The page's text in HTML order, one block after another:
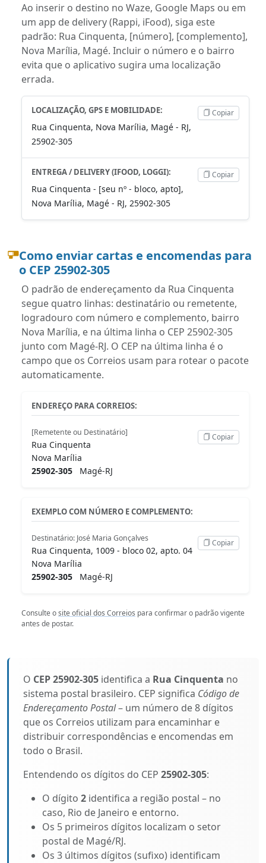
Ao inserir o destino no Waze, Google Maps ou em
um app de delivery (Rappi, iFood), siga este
padrão: Rua Cinquenta, [número], [complemento],
Nova Marília, Magé. Incluir o número e o bairro
evita que o aplicativo sugira uma localização
errada.
LOCALIZAÇÃO, GPS E MOBILIDADE:
Rua Cinquenta, Nova Marília, Magé - RJ,
25902-305
Copiar
ENTREGA / DELIVERY (IFOOD, LOGGI):
Rua Cinquenta - [seu nº - bloco, apto],
Nova Marília, Magé - RJ, 25902-305
Copiar
Como enviar cartas e encomendas para
o CEP 25902-305
O padrão de endereçamento da Rua Cinquenta
segue quatro linhas: destinatário ou remetente,
logradouro com número e complemento, bairro
Nova Marília, e na última linha o CEP 25902-305
junto com Magé-RJ. O CEP na última linha é o
campo que os Correios usam para rotear o pacote
automaticamente.
ENDEREÇO PARA CORREIOS:
[Remetente ou Destinatário]
Rua Cinquenta
Nova Marília
25902-305 Magé-RJ
Copiar
EXEMPLO COM NÚMERO E COMPLEMENTO:
Destinatário: José Maria Gonçalves
Rua Cinquenta, 1009 - bloco 02, apto. 04
Nova Marília
25902-305 Magé-RJ
Copiar
Consulte osite oficial dos Correios para confirmar o padrão vigente
antes de postar.
O CEP 25902-305 identifica a Rua Cinquenta no
sistema postal brasileiro. CEP significa Código de
Endereçamento Postal– um número de 8 dígitos
que os Correios utilizam para encaminhar e
distribuir correspondências e encomendas em
todo o Brasil.
Entendendo os dígitos do CEP 25902-305:
O dígito 2 identifica a região postal – no
caso, Rio de Janeiro e entorno.
Os 5 primeiros dígitos localizam o setor
postal de Magé/RJ.
Os 3 últimos dígitos (sufixo) identificam